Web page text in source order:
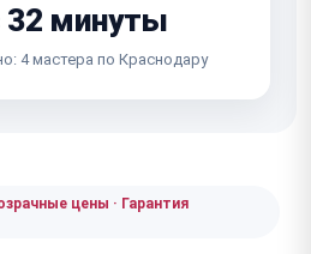
32 минуты
4 мастера по Краснодару
цены · Гарантия